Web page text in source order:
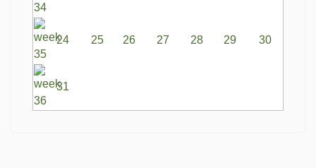
24 25 26 27 28 29 30
31